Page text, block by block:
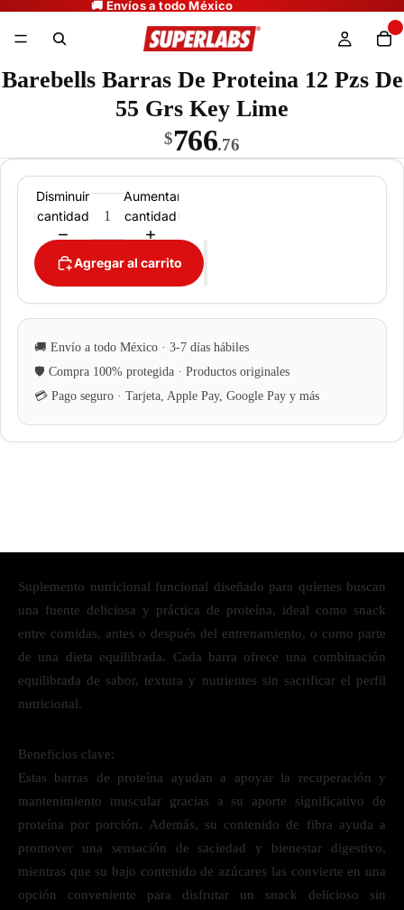
Barebells Barras De Proteina 12 Pzs De
55 Grs Key Lime
$766.76
Disminuir
cantidad
Aumentar
cantidad
Agregar al carrito
Suplemento nutricional funcional diseñado para quienes buscan
una fuente deliciosa y práctica de proteína, ideal como snack
entre comidas, antes o después del entrenamiento, o como parte
de una dieta equilibrada. Cada barra ofrece una combinación
equilibrada de sabor, textura y nutrientes sin sacrificar el perfil
nutricional.
Beneficios clave:
Estas barras de proteína ayudan a apoyar la recuperación y
mantenimiento muscular gracias a su aporte significativo de
proteína por porción. Además, su contenido de fibra ayuda a
promover una sensación de saciedad y bienestar digestivo,
mientras que su bajo contenido de azúcares las convierte en una
opción conveniente para disfrutar un snack delicioso sin